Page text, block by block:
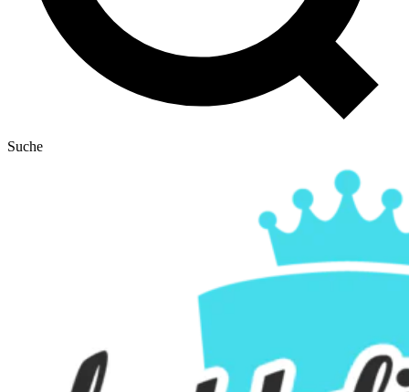
Suche